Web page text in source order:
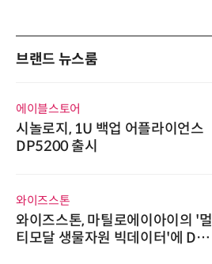
브랜드 뉴스룸
에이블스토어
시놀로지, 1U 백업 어플라이언스
DP5200 출시
와이즈스톤
와이즈스톤, 마틸로에이아이의 '멀
티모달 생물자원 빅데이터'에 DQ